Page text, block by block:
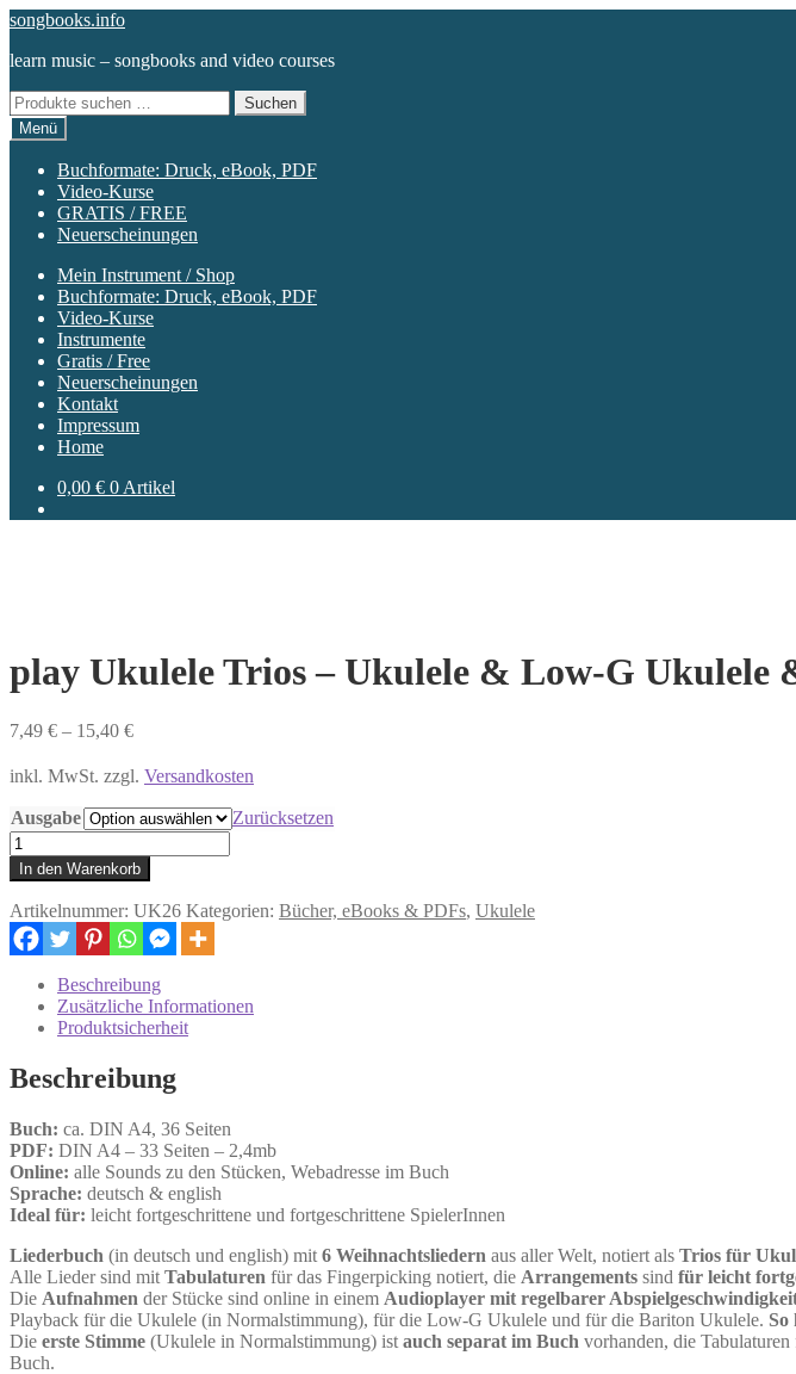
Zur
springen
Zum
springen
songbooks.info
learn music – songbooks and video courses
Suchen
nach:
Suchen
Menü
Buchformate: Druck, eBook, PDF
Video-Kurse
GRATIS / FREE
Neuerscheinungen
Mein Instrument / Shop
Buchformate: Druck, eBook, PDF
Video-Kurse
Instrumente
Gratis / Free
Neuerscheinungen
Kontakt
Impressum
Home
0,00 € 0 Artikel
play Ukulele Trios – Ukulele & Low-G Ukulele
7,49 € – 15,40 €
inkl. MwSt. zzgl. Versandkosten
Ausgabe
Zurücksetzen
play
Ukulele
Trios
-
Ukulele
&
Ukulele
Ukulele
6
Weihnachtslieder
Menge
In den Warenkorb
Artikelnummer: UK26 Kategorien: Bücher, eBooks & PDFs, Ukulele
Beschreibung
Zusätzliche Informationen
Produktsicherheit
Beschreibung
Buch: ca. DIN A4, 36 Seiten
PDF: DIN A4 – 33 Seiten – 2,4mb
Online: alle Sounds zu den Stücken, Webadresse im Buch
Sprache: deutsch & english
Ideal für: leicht fortgeschrittene und fortgeschrittene SpielerInnen
Liederbuch (in deutsch und english) mit 6 Weihnachtsliedern aus aller Welt, notiert als Trios für
Alle Lieder sind mit Tabulaturen für das Fingerpicking notiert, die Arrangements sind für leicht
Die Aufnahmen der Stücke sind online in einem Audioplayer mit regelbarer
Playback für die Ukulele (in Normalstimmung), für die Low-G Ukulele und für die Bariton Ukulele. So
Die erste Stimme (Ukulele in Normalstimmung) ist auch separat im Buch vorhanden, die
Buch.